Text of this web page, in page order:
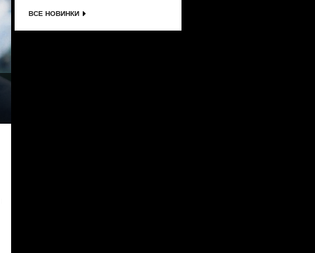
ВСЕ НОВИНКИ